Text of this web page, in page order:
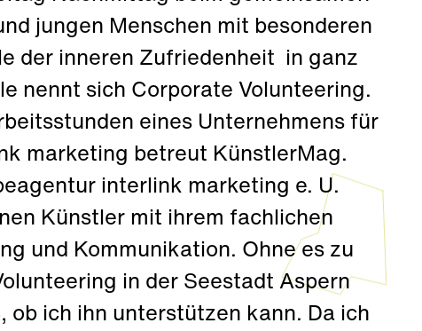
jungen Menschen mit besonderen
der inneren Zufriedenheit in ganz
nennt sich Corporate Volunteering.
eines Unternehmens für
marketing betreut KünstlerMag.
interlink marketing e. U.
Künstler mit ihrem fachlichen
und Kommunikation. Ohne es zu
in der Seestadt Aspern
ob ich ihn unterstützen kann. Da ich